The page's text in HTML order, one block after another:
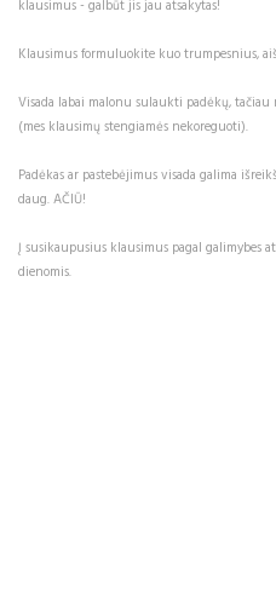
klausimus - galbūt jis jau atsakytas!
Klausimus formuluokite kuo trumpesnius,
Visada labai malonu sulaukti padėkų,
(mes klausimų stengiamės nekoreguoti).
Padėkas ar pastebėjimus visada galima
daug. AČIŪ!
Į susikaupusius klausimus pagal galimybes
dienomis.